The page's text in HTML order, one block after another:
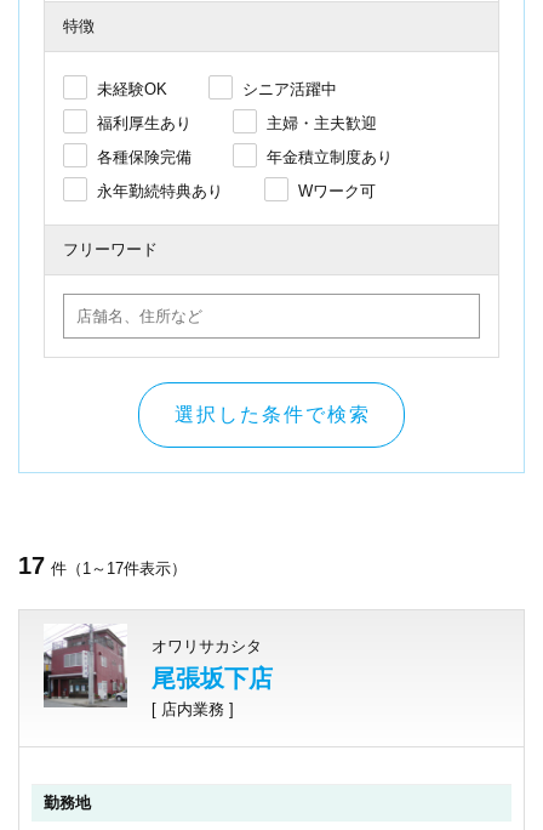
特徴
未経験OK
シニア活躍中
福利厚生あり
主婦・主夫歓迎
各種保険完備
年金積立制度あり
永年勤続特典あり
Wワーク可
フリーワード
選択した条件で検索
17 件（1～17件表示）
オワリサカシタ
尾張坂下店
[ 店内業務 ]
勤務地